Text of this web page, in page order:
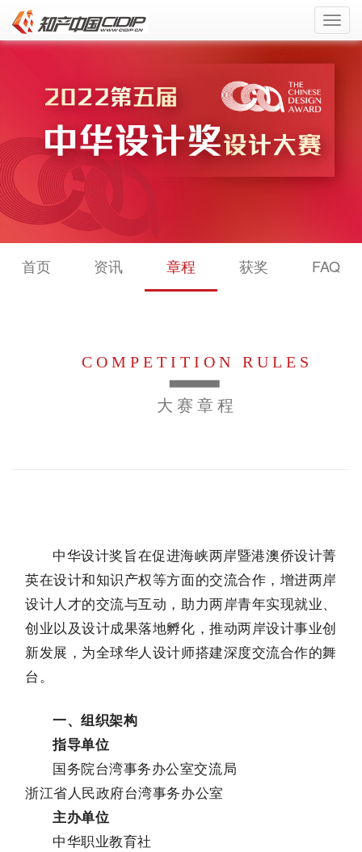
首页 资讯 章程 获奖 FAQ
COMPETITION RULES
大赛章程
中华设计奖旨在促进海峡两岸暨港澳侨设计菁
英在设计和知识产权等方面的交流合作，增进两岸
设计人才的交流与互动，助力两岸青年实现就业、
创业以及设计成果落地孵化，推动两岸设计事业创
新发展，为全球华人设计师搭建深度交流合作的舞
台。
一、组织架构
指导单位
国务院台湾事务办公室交流局
浙江省人民政府台湾事务办公室
主办单位
中华职业教育社